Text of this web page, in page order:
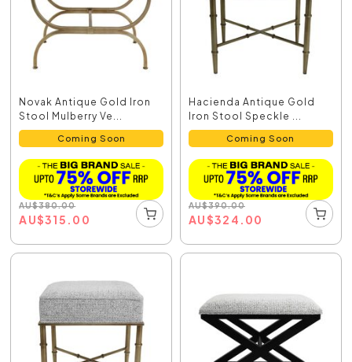
Novak Antique Gold Iron
Stool Mulberry Ve...
Coming Soon
AU$380.00
AU$315.00
Hacienda Antique Gold
Iron Stool Speckle ...
Coming Soon
AU$390.00
AU$324.00